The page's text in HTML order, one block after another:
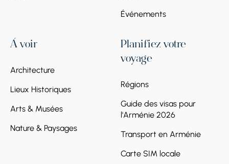
Événements
À voir
Architecture
Lieux Historiques
Arts & Musées
Nature & Paysages
Planifiez votre
voyage
Régions
Guide des visas pour
l'Arménie 2026
Transport en Arménie
Carte SIM locale